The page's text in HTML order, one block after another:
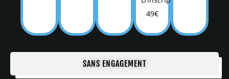
SANS ENGAGEMENT
49€